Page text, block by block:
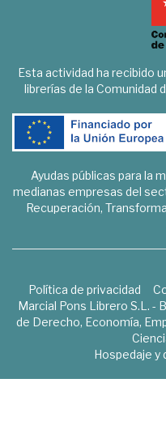
Esta actividad ha recibido
librerías de la Comunidad
Ayudas públicas para la
medianas empresas del
Recuperación,
Política de privacidad
Marcial Pons Librero S.L. -
de Derecho, Economía,
Hospedaje y